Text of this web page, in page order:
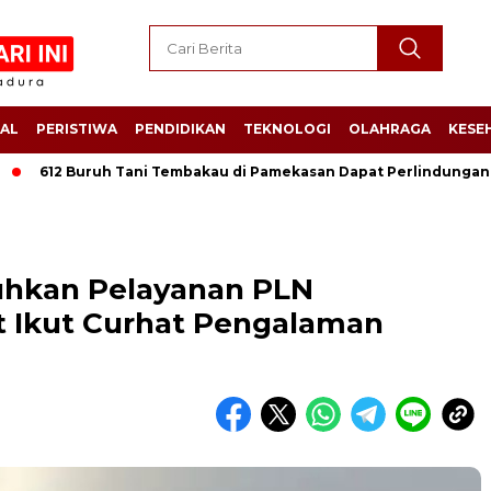
PERISTIWA PENDIDIKAN TEKNOLOGI OLAHRAGA
Buruh Tani Tembakau di Pamekasan Dapat Perlindungan
Pelayanan PLN
Ikut Curhat Pengalaman